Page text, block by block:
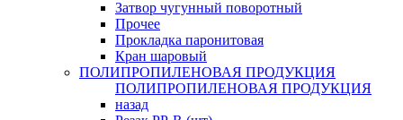
Затвор чугунный поворотный
Прочее
Прокладка паронитовая
Кран шаровый
ПОЛИПРОПИЛЕНОВАЯ ПРОДУКЦИЯ
ПОЛИПРОПИЛЕНОВАЯ ПРОДУКЦИЯ
назад